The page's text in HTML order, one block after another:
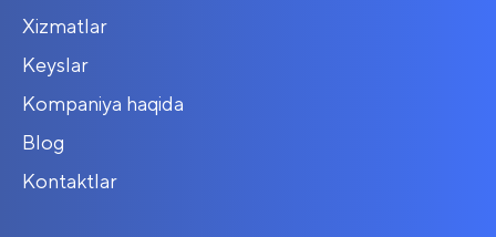
Xizmatlar
Keyslar
Kompaniya haqida
Blog
Kontaktlar